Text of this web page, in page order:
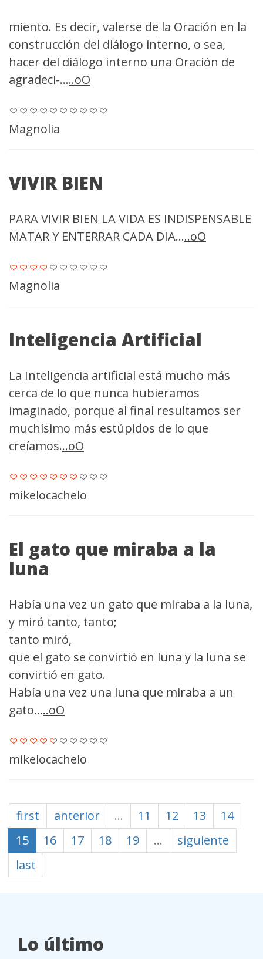
miento. Es decir, valerse de la Oración en la
construcción del diálogo interno, o sea,
hacer del diálogo interno una Oración de
agradeci-.....oO
Magnolia
VIVIR BIEN
PARA VIVIR BIEN LA VIDA ES INDISPENSABLE
MATAR Y ENTERRAR CADA DIA.....oO
Magnolia
Inteligencia Artificial
La Inteligencia artificial está mucho más
cerca de lo que nunca hubieramos
imaginado, porque al final resultamos ser
muchísimo más estúpidos de lo que
creíamos...oO
mikelocachelo
El gato que miraba a la
luna
Había una vez un gato que miraba a la luna,
y miró tanto, tanto;
tanto miró,
que el gato se convirtió en luna y la luna se
convirtió en gato.
Había una vez una luna que miraba a un
gato.....oO
mikelocachelo
first anterior … 11 12 13
14
15
16 17 18 19 …
siguiente
last
Lo último